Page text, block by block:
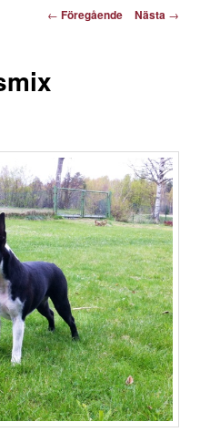
Inläggsnavigering
← Föregående Nästa →